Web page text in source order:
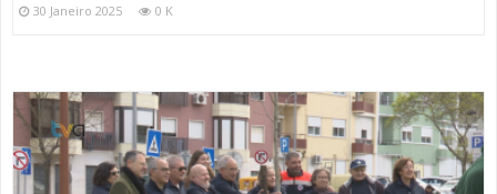
30 Janeiro 2025 0 K